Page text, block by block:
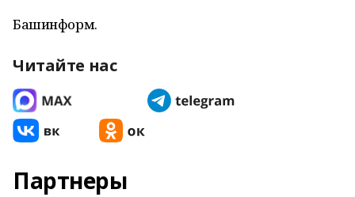
Башинформ.
Читайте нас
Партнеры